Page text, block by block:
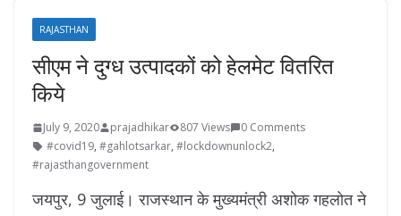
RAJASTHAN
सीएम ने दुग्ध उत्पादकों को हेलमेट वितरित
किये
July 9, 2020 prajadhikar 807 Views
0 Comments
#covid19, #gahlotsarkar, #lockdownunlock2,
#rajasthangovernment
जयपुर, 9 जुलाई। राजस्थान के मुख्यमंत्री अशोक गहलोत ने